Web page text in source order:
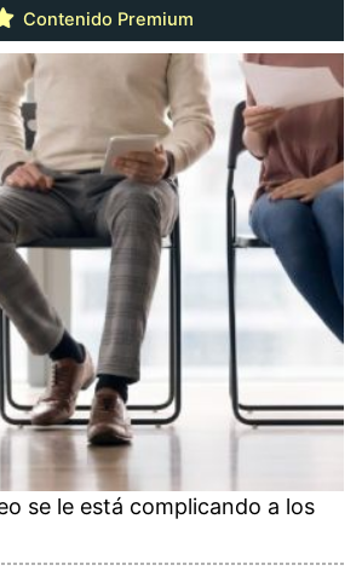
Contenido Premium
se le está complicando a los